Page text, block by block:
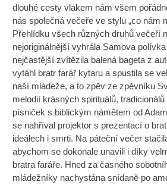
dlouhé cesty vlakem nám všem
nás společná večeře ve stylu „co nám
Přehlídku všech různých druhů večeří
nejoriginálnější vyhrála Samova
nejčastější zvítězila balená bageta z
vytáhl bratr farář kytaru a spustila se
naší mládeže, a to zpěv ze zpěvníku
melodií krásných spirituálů,
písniček s biblickým námětem od
se nahříval projektor s prezentací o
ideálech i smrti. Na páteční večer
abychom se dokonale unavili i díky
bratra faráře. Hned za časného
mládežníky nachystána snídaně po